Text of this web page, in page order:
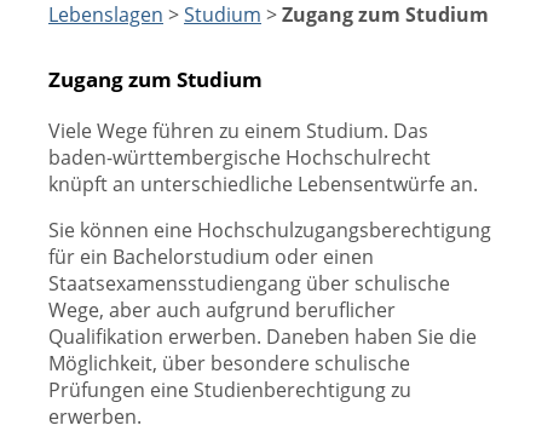
Lebenslagen >Studium >Zugang zum Studium
Zugang zum Studium
Viele Wege führen zu einem Studium. Das
baden-württembergische Hochschulrecht
knüpft an unterschiedliche Lebensentwürfe an.
Sie können eine Hochschulzugangsberechtigung
für ein Bachelorstudium oder einen
Staatsexamensstudiengang über schulische
Wege, aber auch aufgrund beruflicher
Qualifikation erwerben. Daneben haben Sie die
Möglichkeit, über besondere schulische
Prüfungen eine Studienberechtigung zu
erwerben.